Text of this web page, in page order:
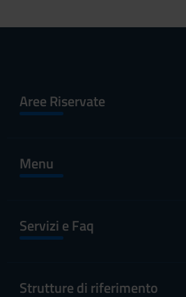
Aree Riservate
Menu
Servizi e Faq
Strutture di riferimento